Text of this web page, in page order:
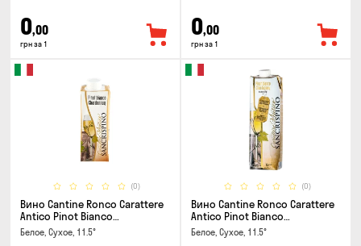
0,00
грн за 1
0,00
грн за 1
(0)
Вино Cantine Ronco Carattere
Antico Pinot Bianco
Chardonnay Rubicone IGT 0.25л
Белое, Сухое, 11.5°
(0)
Вино Cantine Ronco Carattere
Antico Pinot Bianco
Chardonnay Rubicone IGT 1л
Белое, Сухое, 11.5°